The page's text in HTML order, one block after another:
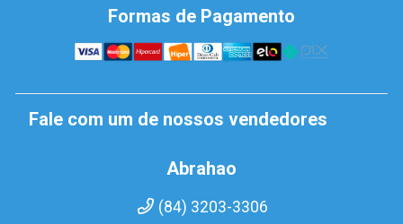
Formas de Pagamento
Fale com um de nossos vendedores
Abrahao
(84) 3203-3306